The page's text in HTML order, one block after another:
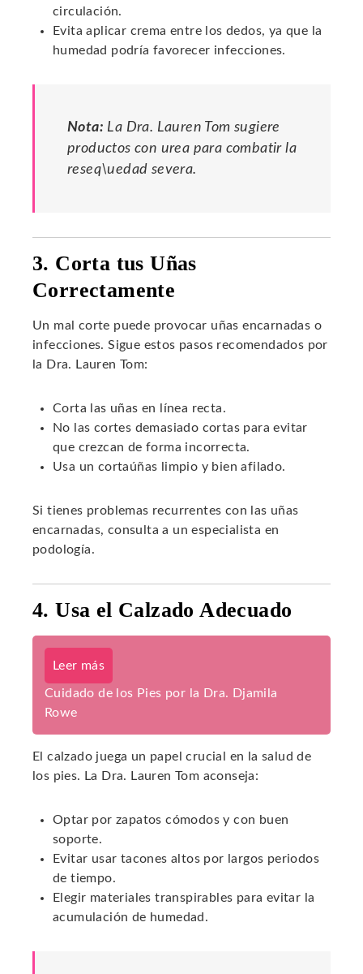
circulación.
Evita aplicar crema entre los dedos, ya que la
humedad podría favorecer infecciones.
Nota: La Dra. Lauren Tom sugiere
productos con urea para combatir la
reseq\uedad severa.
3. Corta tus Uñas
Correctamente
Un mal corte puede provocar uñas encarnadas o
infecciones. Sigue estos pasos recomendados por
la Dra. Lauren Tom:
Corta las uñas en línea recta.
No las cortes demasiado cortas para evitar
que crezcan de forma incorrecta.
Usa un cortaúñas limpio y bien afilado.
Si tienes problemas recurrentes con las uñas
encarnadas, consulta a un especialista en
podología.
4. Usa el Calzado Adecuado
Leer más
Cuidado de los Pies por la Dra. Djamila
Rowe
El calzado juega un papel crucial en la salud de
los pies. La Dra. Lauren Tom aconseja:
Optar por zapatos cómodos y con buen
soporte.
Evitar usar tacones altos por largos periodos
de tiempo.
Elegir materiales transpirables para evitar la
acumulación de humedad.